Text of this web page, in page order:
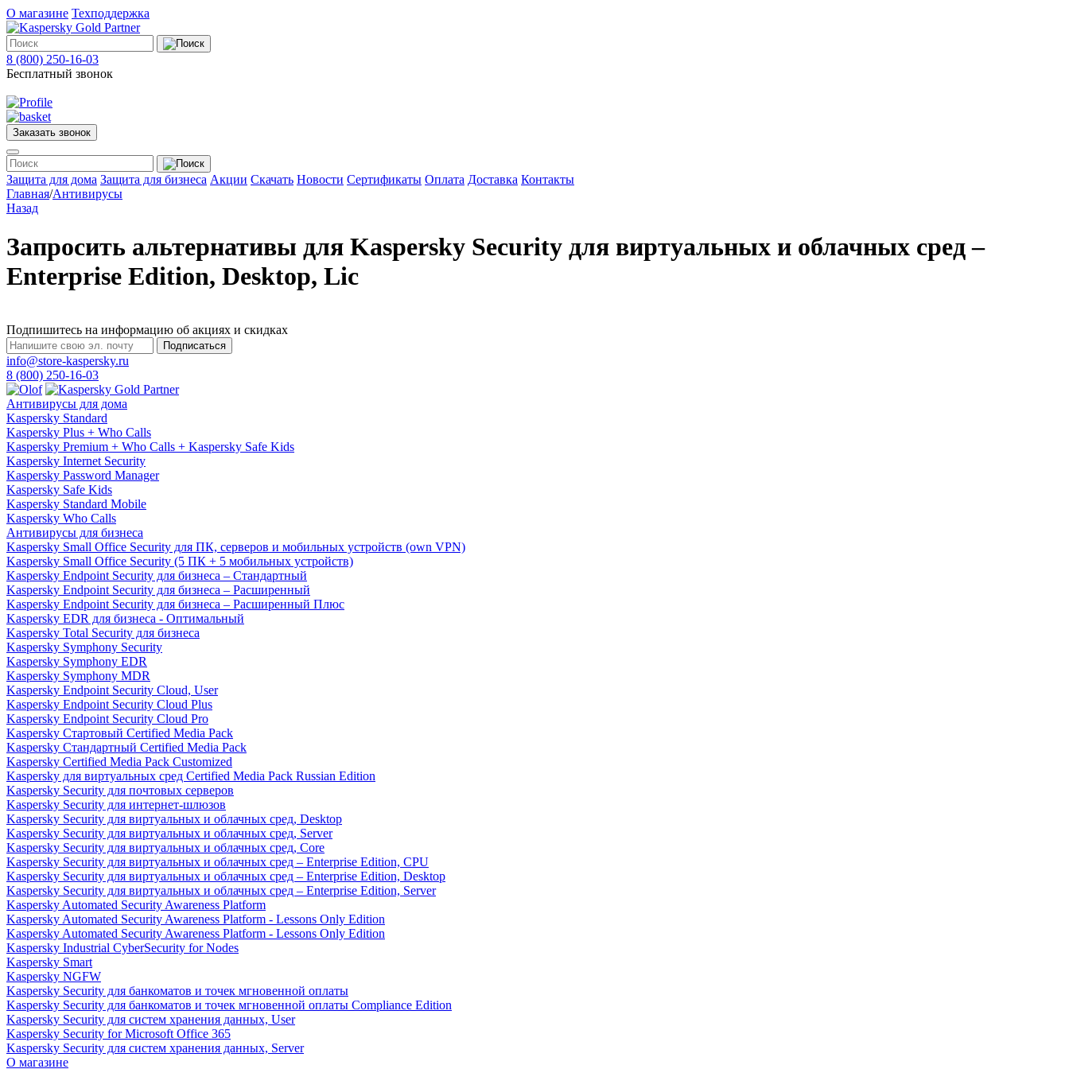
О магазине Техподдержка
8 (800) 250-16-03
Бесплатный звонок
Заказать звонок
Меню
Защита
дома
Защита
для
бизнеса
Техподдержка
Акции
Скачать
Новости
Сертификаты
Оплата
Доставка
Контакты
8
(800)
250-
16-
03
info@store-
kaspersky.ru
Защита для дома Защита для бизнеса Акции Скачать Новости Сертификаты Оплата Доставка Контакты
Главная/Антивирусы
Назад
Запросить альтернативы для Kaspersky Security для виртуальных и облачных сред –
Enterprise Edition, Desktop, Lic
Подпишитесь на информацию об акциях и скидках
Подписаться
info@store-kaspersky.ru
8 (800) 250-16-03
Антивирусы для дома
Kaspersky Standard
Kaspersky Plus + Who Calls
Kaspersky Premium + Who Calls + Kaspersky Safe Kids
Kaspersky Internet Security
Kaspersky Password Manager
Kaspersky Safe Kids
Kaspersky Standard Mobile
Kaspersky Who Calls
Антивирусы для бизнеса
Kaspersky Small Office Security для ПК, серверов и мобильных устройств (own VPN)
Kaspersky Small Office Security (5 ПК + 5 мобильных устройств)
Kaspersky Endpoint Security для бизнеса – Стандартный
Kaspersky Endpoint Security для бизнеса – Расширенный
Kaspersky Endpoint Security для бизнеса – Расширенный Плюс
Kaspersky EDR для бизнеса - Оптимальный
Kaspersky Total Security для бизнеса
Kaspersky Symphony Security
Kaspersky Symphony EDR
Kaspersky Symphony MDR
Kaspersky Endpoint Security Cloud, User
Kaspersky Endpoint Security Cloud Plus
Kaspersky Endpoint Security Cloud Pro
Kaspersky Стартовый Certified Media Pack
Kaspersky Стандартный Certified Media Pack
Kaspersky Certified Media Pack Customized
Kaspersky для виртуальных сред Certified Media Pack Russian Edition
Kaspersky Security для почтовых серверов
Kaspersky Security для интернет-шлюзов
Kaspersky Security для виртуальных и облачных сред, Desktop
Kaspersky Security для виртуальных и облачных сред, Server
Kaspersky Security для виртуальных и облачных сред, Core
Kaspersky Security для виртуальных и облачных сред – Enterprise Edition, CPU
Kaspersky Security для виртуальных и облачных сред – Enterprise Edition, Desktop
Kaspersky Security для виртуальных и облачных сред – Enterprise Edition, Server
Kaspersky Automated Security Awareness Platform
Kaspersky Automated Security Awareness Platform - Lessons Only Edition
Kaspersky Automated Security Awareness Platform - Lessons Only Edition
Kaspersky Industrial CyberSecurity for Nodes
Kaspersky Smart
Kaspersky NGFW
Kaspersky Security для банкоматов и точек мгновенной оплаты
Kaspersky Security для банкоматов и точек мгновенной оплаты Compliance Edition
Kaspersky Security для систем хранения данных, User
Kaspersky Security for Microsoft Office 365
Kaspersky Security для систем хранения данных, Server
О магазине